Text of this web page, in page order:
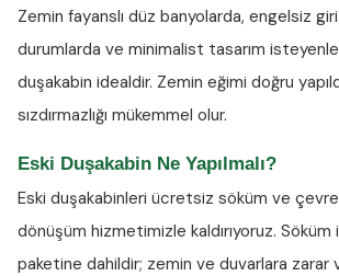
Zemin fayanslı düz banyolarda, engelsiz
durumlarda ve minimalist tasarım
duşakabin idealdir. Zemin eğimi doğru
sızdırmazlığı mükemmel olur.
Eski Duşakabin Ne Yapılmalı?
Eski duşakabinleri ücretsiz söküm ve
dönüşüm hizmetimizle kaldırıyoruz.
paketine dahildir; zemin ve duvarlara zarar